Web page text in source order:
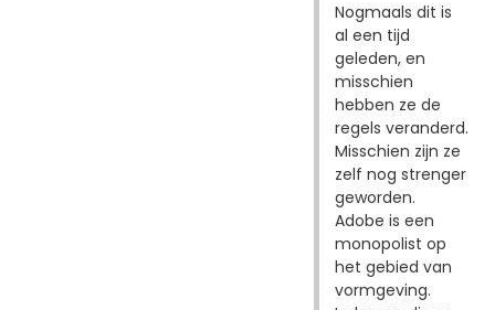
Nogmaals dit is
al een tijd
geleden, en
misschien
hebben ze de
regels veranderd.
Misschien zijn ze
zelf nog strenger
geworden.
Adobe is een
monopolist op
het gebied van
vormgeving.